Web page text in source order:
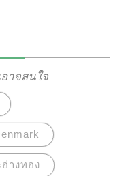
ขภาพได้อีกด้วย
าจสนใจ
างทอง